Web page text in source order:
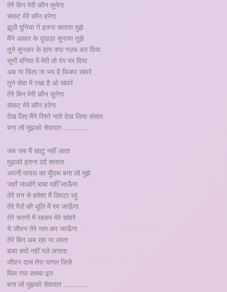
तेरे बिन मेरी कौन सुनेगा
संकट मेरे कौन हरेगा
झूठी दुनिया ने इतना सताया मुझे
मैंने आकर के दुखड़ा सुनाया तुझे
तूने सुनकर के हाय क्या गज़ब कर दिया
सूनी बगिया में मेरी तो रंग भर दिया
अब ना चिंता ना भय है फिकर सांवरे
तूने सेवा में रखा है ओ सांवरे
तेरे बिन मेरी कौन सुनेगा
संकट मेरे कौन हरेगा
देख लिए मैंने रिश्ते नाते देख लिया संसार
बना लो मुझको सेवादार ............
जब जब मैं खाटू नहीं आता
मुझको इतना दर्द सताता
अपनी पायल का घुँघरू बना लो मुझे
जहाँ जाओगे बाबा वहीँ जाऊँगा
तेरे तन से हमेशा मैं लिपटा रहूं
तेरे पैरों की धूलि में रम जाऊँगा
तेरे चरणों में रहकर मेरे सांवरे
ये जीवन तेरे नाम कर जाऊँगा
तेरे बिन अब रहा ना जाता
बाबा क्यों नहीं गले लगाता
जीवन दास तेरा पागल जिसे
मिल गया सच्चा द्वार
बना लो मुझको सेवादार ............